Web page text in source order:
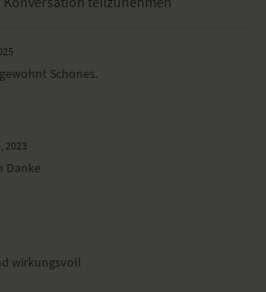
Schönes.
2023
Danke
wirkungsvoll